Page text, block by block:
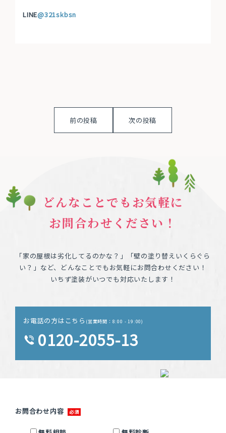
LINE@321skbsn
前の投稿 次の投稿
どんなことでもお気軽に
お問合わせください！
「家の屋根は劣化してるのかな？」「壁の塗り替えいくらぐら
い？」など、どんなことでもお気軽にお問合わせください！
いちず塗装がいつでも対応いたします！
お電話の方はこちら (営業時間：8:00 - 19:00)
0120-2055-13
お問合わせ内容